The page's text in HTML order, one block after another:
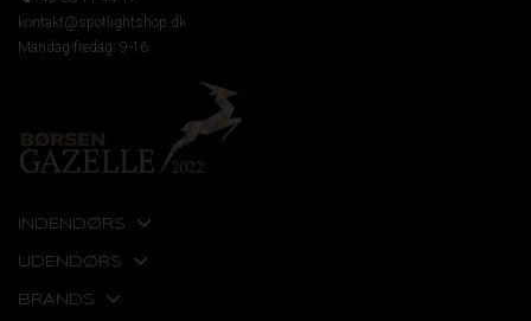
kontakt@spotlightshop.dk
Mandag-fredag: 9-16
INDENDØRS
UDENDØRS
BRANDS